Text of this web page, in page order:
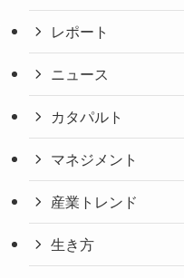
レポート
ニュース
カタパルト
マネジメント
産業トレンド
生き方